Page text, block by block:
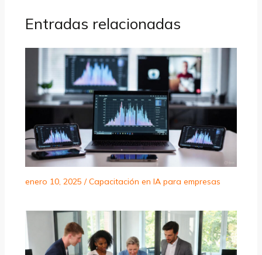
Entradas relacionadas
enero 10, 2025 /Capacitación en IA para empresas